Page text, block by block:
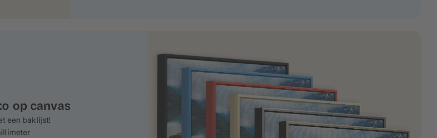
op canvas
een baklijst!